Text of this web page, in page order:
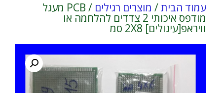
עמוד הבית/ מוצרים רגילים / PCB מעגל
מודפס איכותי 2 צדדים להלחמה או
וויראפ[עיגולים] 2X8 סמ